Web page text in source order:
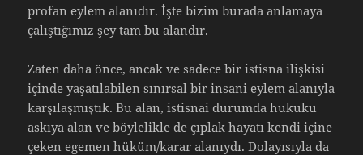
profan eylem alanıdır. İşte bizim burada anlamaya
çalıştığımız şey tam bu alandır.
Zaten daha önce, ancak ve sadece bir istisna ilişkisi
içinde yaşatılabilen sınırsal bir insani eylem alanıyla
karşılaşmıştık. Bu alan, istisnai durumda hukuku
askıya alan ve böylelikle de çıplak hayatı kendi içine
çeken egemen hüküm/karar alanıydı. Dolayısıyla da